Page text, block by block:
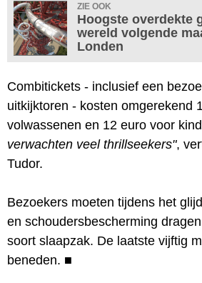
ZIE OOK
Hoogste overdekte
wereld volgende
Londen
Combitickets - inclusief een
uitkijktoren - kosten omgerekend
volwassenen en 12 euro voor
verwachten veel thrillseekers",
Tudor.
Bezoekers moeten tijdens het
en schoudersbescherming
soort slaapzak. De laatste vijftig
beneden. ■